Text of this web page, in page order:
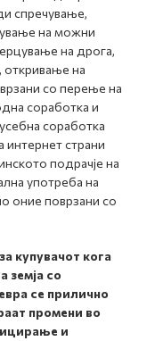
спречување,
на можни
на дрога,
откривање на
со перење на
соработка и
соработка
интернет страни
подрачје на
употреба на
оние поврзани со
купувачот кога
земја со
се прилично
промени во
и